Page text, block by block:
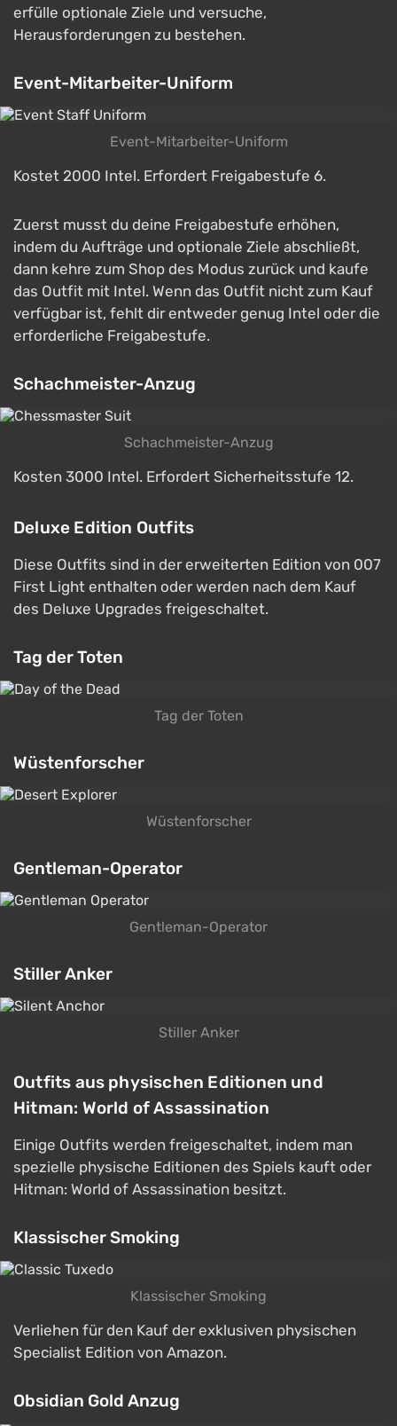
erfülle optionale Ziele und versuche,
Herausforderungen zu bestehen.
Event-Mitarbeiter-Uniform
Event-Mitarbeiter-Uniform
Kostet 2000 Intel. Erfordert Freigabestufe 6.
Zuerst musst du deine Freigabestufe erhöhen,
indem du Aufträge und optionale Ziele abschließt,
dann kehre zum Shop des Modus zurück und kaufe
das Outfit mit Intel. Wenn das Outfit nicht zum Kauf
verfügbar ist, fehlt dir entweder genug Intel oder die
erforderliche Freigabestufe.
Schachmeister-Anzug
Schachmeister-Anzug
Kosten 3000 Intel. Erfordert Sicherheitsstufe 12.
Deluxe Edition Outfits
Diese Outfits sind in der erweiterten Edition von 007
First Light enthalten oder werden nach dem Kauf
des Deluxe Upgrades freigeschaltet.
Tag der Toten
Tag der Toten
Wüstenforscher
Wüstenforscher
Gentleman-Operator
Gentleman-Operator
Stiller Anker
Stiller Anker
Outfits aus physischen Editionen und
Hitman: World of Assassination
Einige Outfits werden freigeschaltet, indem man
spezielle physische Editionen des Spiels kauft oder
Hitman: World of Assassination besitzt.
Klassischer Smoking
Klassischer Smoking
Verliehen für den Kauf der exklusiven physischen
Specialist Edition von Amazon.
Obsidian Gold Anzug